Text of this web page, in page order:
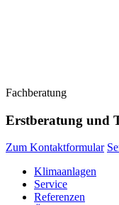
Fachberatung
Erstberatung und
Zum Kontaktformular
Klimaanlagen
Service
Referenzen